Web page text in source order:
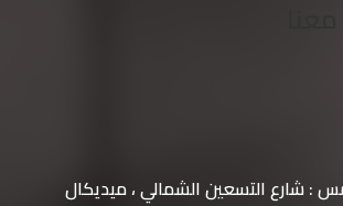
: شارع التسعين الشمالي ، ميديكال